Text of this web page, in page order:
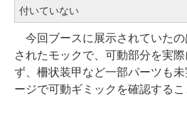
付いていない
今回ブースに展示されていた
されたモックで、可動部分を実
ず、柵状装甲など一部パーツも
ージで可動ギミックを確認するこ